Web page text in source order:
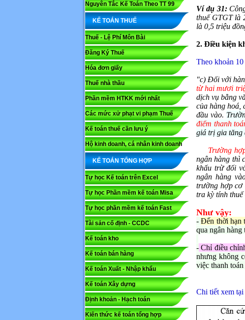
Nguyên Tắc Kế Toán Theo TT 99
KẾ TOÁN THUẾ
Thuế - Lệ Phí Môn Bài
Đăng Ký Thuế
Hóa đơn giấy
Thuế nhà thầu
Phần mềm HTKK mới nhất
Các mức xử phạt vi phạm Thuế
Kế toán thuế cần lưu ý
Hộ kinh doanh, cá nhân kinh doanh
KẾ TOÁN TỔNG HỢP
Tự học Kế toán trên Excel
Tự học Phần mềm kế toán Misa
Tự học phần mềm kế toán Fast
Tài sản cố định - CCDC
Kế toán kho
Kế toán bán hàng
Kế toán Xuất - Nhập khẩu
Kế toán Xây dựng
Định khoản - Hạch toán
Kiến thức kế toán tổng hợp
Ví dụ 31:
thuế GTGT là
là 0,5 triệu
2. Điều kiện
Theo khoản
"c) Đối với
từ hai mươi
dịch vụ bằng
của hàng hoá,
đầu vào.
điểm thanh
giá trị gia tăng
Trường
ngân hàng thì
khấu trừ đối
ngân hàng
trường hợp cơ
tra kỳ tính
Như vậy:
-Đến thời hạn
qua ngân hàng
- Chỉ điều
nhưng không
việc thanh
Chi tiết xem
Họ và tên*
Nội dung bình
Mã capcha*
Gửi